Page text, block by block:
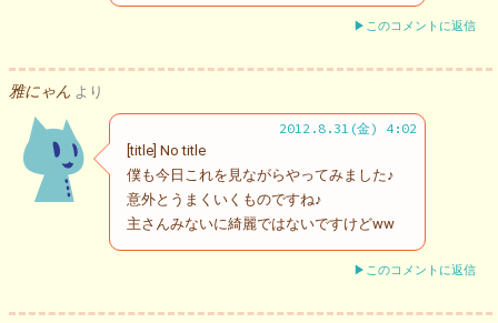
▶このコメントに返信
雅にゃん より
2012.8.31(金) 4:02
[title] No title
僕も今日これを見ながらやってみました♪
意外とうまくいくものですね♪
主さんみないに綺麗ではないですけどww
▶このコメントに返信